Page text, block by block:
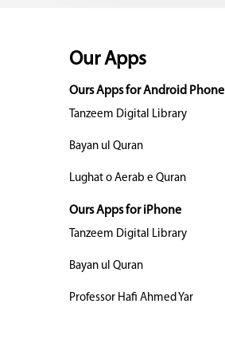
Our Apps
Ours Apps for Android Phone
Tanzeem Digital Library
Bayan ul Quran
Lughat o Aerab e Quran
Ours Apps for iPhone
Tanzeem Digital Library
Bayan ul Quran
Professor Hafi Ahmed Yar